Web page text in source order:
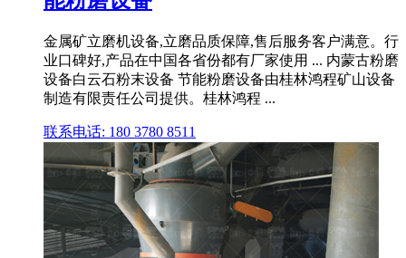
金属矿立磨机设备,立磨品质保障,售后服务客户满意。行
业口碑好,产品在中国各省份都有厂家使用 ... 内蒙古粉磨
设备白云石粉末设备 节能粉磨设备由桂林鸿程矿山设备
制造有限责任公司提供。桂林鸿程 ...
联系电话: 180 3780 8511